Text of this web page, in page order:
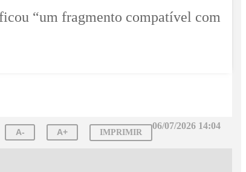
“um fragmento compatível com
06/07/2026 14:04
A- A+ IMPRIMIR